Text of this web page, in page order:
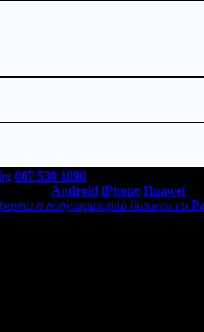
087 530 1090
Android iPhone Huawei
и популяризирай бизнеса си